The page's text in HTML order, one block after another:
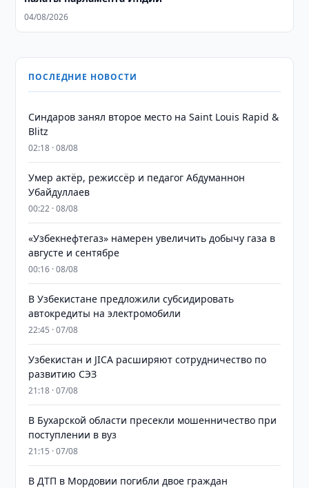
04/08/2026
ПОСЛЕДНИЕ НОВОСТИ
Синдаров занял второе место на Saint Louis Rapid &
Blitz
02:18 · 08/08
Умер актёр, режиссёр и педагог Абдуманнон
Убайдуллаев
00:22 · 08/08
«Узбекнефтегаз» намерен увеличить добычу газа в
августе и сентябре
00:16 · 08/08
В Узбекистане предложили субсидировать
автокредиты на электромобили
22:45 · 07/08
Узбекистан и JICA расширяют сотрудничество по
развитию СЭЗ
21:18 · 07/08
В Бухарской области пресекли мошенничество при
поступлении в вуз
21:15 · 07/08
В ДТП в Мордовии погибли двое граждан